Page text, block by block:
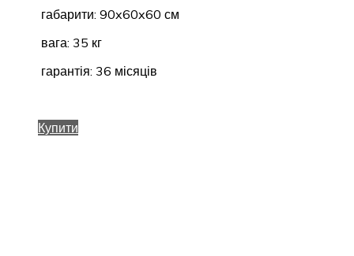
габарити: 90x60x60 см
вага: 35 кг
гарантія: 36 місяців
Купити